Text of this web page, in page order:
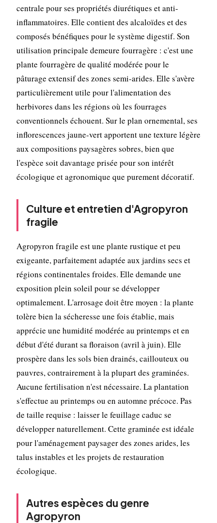
centrale pour ses propriétés diurétiques et anti-
inflammatoires. Elle contient des alcaloïdes et des
composés bénéfiques pour le système digestif. Son
utilisation principale demeure fourragère : c'est une
plante fourragère de qualité modérée pour le
pâturage extensif des zones semi-arides. Elle s'avère
particulièrement utile pour l'alimentation des
herbivores dans les régions où les fourrages
conventionnels échouent. Sur le plan ornemental, ses
inflorescences jaune-vert apportent une texture légère
aux compositions paysagères sobres, bien que
l'espèce soit davantage prisée pour son intérêt
écologique et agronomique que purement décoratif.
Culture et entretien d'Agropyron
fragile
Agropyron fragile est une plante rustique et peu
exigeante, parfaitement adaptée aux jardins secs et
régions continentales froides. Elle demande une
exposition plein soleil pour se développer
optimalement. L'arrosage doit être moyen : la plante
tolère bien la sécheresse une fois établie, mais
apprécie une humidité modérée au printemps et en
début d'été durant sa floraison (avril à juin). Elle
prospère dans les sols bien drainés, caillouteux ou
pauvres, contrairement à la plupart des graminées.
Aucune fertilisation n'est nécessaire. La plantation
s'effectue au printemps ou en automne précoce. Pas
de taille requise : laisser le feuillage caduc se
développer naturellement. Cette graminée est idéale
pour l'aménagement paysager des zones arides, les
talus instables et les projets de restauration
écologique.
Autres espèces du genre
Agropyron